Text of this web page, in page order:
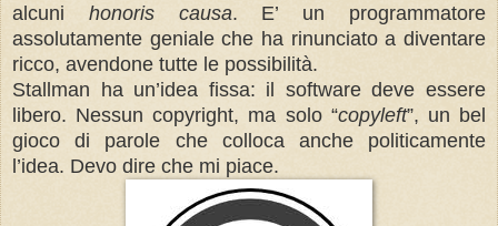
alcuni honoris causa. E’ un programmatore
assolutamente geniale che ha rinunciato a diventare
ricco, avendone tutte le possibilità.
Stallman ha un’idea fissa: il software deve essere
libero. Nessun copyright, ma solo “copyleft”, un bel
gioco di parole che colloca anche politicamente
l’idea. Devo dire che mi piace.